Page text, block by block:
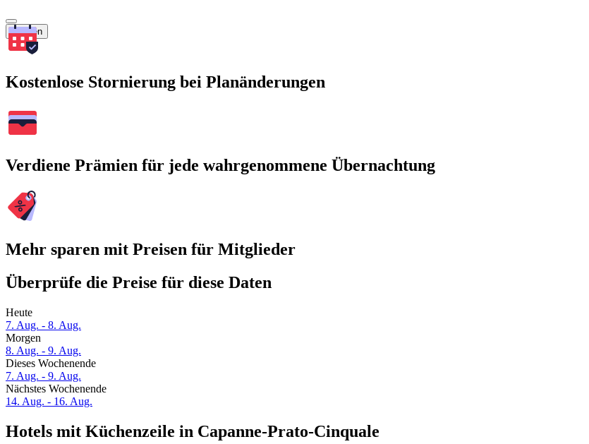
Suchen
Kostenlose Stornierung bei Planänderungen
Verdiene Prämien für jede wahrgenommene Übernachtung
Mehr sparen mit Preisen für Mitglieder
Überprüfe die Preise für diese Daten
Heute
7. Aug. - 8. Aug.
Morgen
8. Aug. - 9. Aug.
Dieses Wochenende
7. Aug. - 9. Aug.
Nächstes Wochenende
14. Aug. - 16. Aug.
Hotels mit Küchenzeile in Capanne-Prato-Cinquale